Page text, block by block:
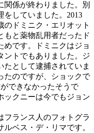
関係が終わりました。別
をしていました。2013
のドミニク・エリオット
もと薬物乱用者だったド
めです。ドミニクはジョ
ントでもありました。ジ
たとして逮捕されていま
たのですが、ショックで
できなかったそうで
ックニーは今でもジョン
ランス人のフォトグラ
ベス・デ・リマです。